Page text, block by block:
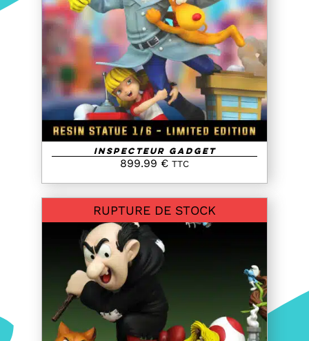
DETAILS
Inspecteur Gadget
899.99 € TTC
RUPTURE DE STOCK
DETAILS